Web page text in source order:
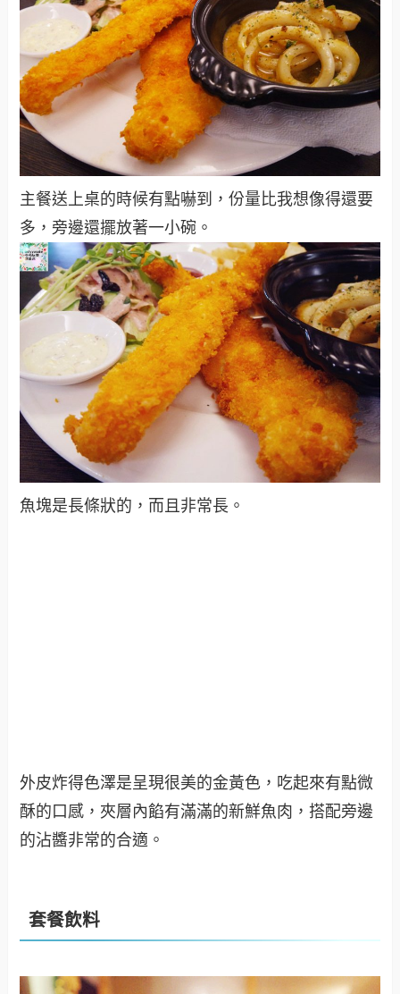
主餐送上桌的時候有點嚇到，份量比我想像得還要
多，旁邊還擺放著一小碗。
魚塊是長條狀的，而且非常長。
外皮炸得色澤是呈現很美的金黃色，吃起來有點微
酥的口感，夾層內餡有滿滿的新鮮魚肉，搭配旁邊
的沾醬非常的合適。
套餐飲料